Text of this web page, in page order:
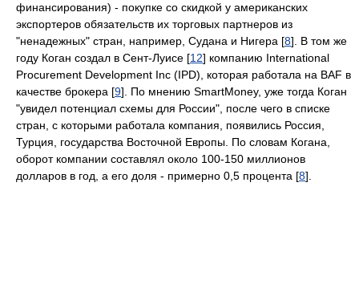
финансирования) - покупке со скидкой у американских
экспортеров обязательств их торговых партнеров из
"ненадежных" стран, например, Судана и Нигера [8]. В том же
году Коган создал в Сент-Луисе [12] компанию International
Procurement Development Inc (IPD), которая работала на BAF в
качестве брокера [9]. По мнению SmartMoney, уже тогда Коган
"увидел потенциал схемы для России", после чего в списке
стран, с которыми работала компания, появились Россия,
Турция, государства Восточной Европы. По словам Когана,
оборот компании составлял около 100-150 миллионов
долларов в год, а его доля - примерно 0,5 процента [8].